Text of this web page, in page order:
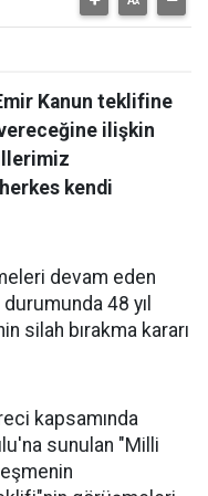
Kanun teklifine
ilişkin
kendi
devam eden
durumunda 48 yıl
silah bırakma kararı
kapsamında
sunulan "Milli